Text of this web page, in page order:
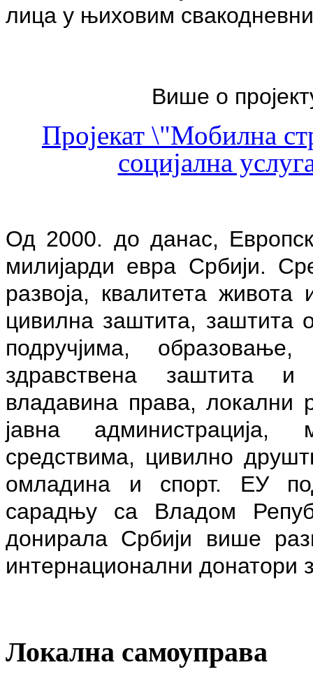
лица у њиховим
Више о
Пројекат \"Мобилна
социјална
Од 2000. до данас,
милијарди евра Србији.
развоја, квалитета
цивилна заштита,
подручјима,
здравствена заштита и
владавина права, локални
јавна администрација,
средствима, цивилно
омладина и спорт. ЕУ
сарадњу са Владом
донирала Србији више
интернационални донатори
Локална самоуправа